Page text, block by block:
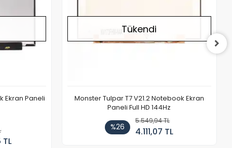
Ekran Paneli
Tükendi
Monster Tulpar T7 V21.2 Notebook Ekran
Paneli Full HD 144Hz
%26
5.549,94 TL
4.111,07 TL